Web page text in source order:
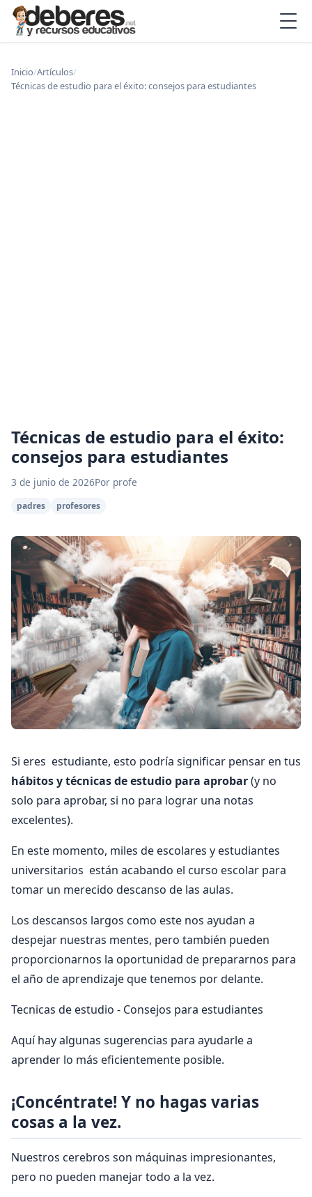
Inicio/Artículos/
Técnicas de estudio para el éxito: consejos para estudiantes
Técnicas de estudio para el éxito:
consejos para estudiantes
3 de junio de 2026Por profe
padres profesores
Si eres estudiante, esto podría significar pensar en tus
hábitos y técnicas de estudio para aprobar(y no
solo para aprobar, si no para lograr una notas
excelentes).
En este momento, miles de escolares y estudiantes
universitarios están acabando el curso escolar para
tomar un merecido descanso de las aulas.
Los descansos largos como este nos ayudan a
despejar nuestras mentes, pero también pueden
proporcionarnos la oportunidad de prepararnos para
el año de aprendizaje que tenemos por delante.
Tecnicas de estudio - Consejos para estudiantes
Aquí hay algunas sugerencias para ayudarle a
aprender lo más eficientemente posible.
¡Concéntrate! Y no hagas varias
cosas a la vez.
Nuestros cerebros son máquinas impresionantes,
pero no pueden manejar todo a la vez.